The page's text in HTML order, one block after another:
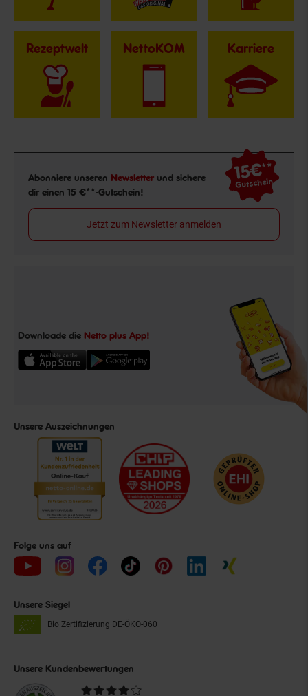
Rezeptwelt NettoKOM Karriere
Newsletter Anmeldung
Abonniere unseren Newsletter und sichere
dir einen 15 €**-Gutschein!
15€**
Gutschein
Jetzt zum Newsletter anmelden
Downloade die Netto plus App!
Unsere Auszeichnungen
Folge uns auf
Unsere Siegel
Bio Zertifizierung DE-ÖKO-060
Unsere Kundenbewertungen
Durchschnittliche